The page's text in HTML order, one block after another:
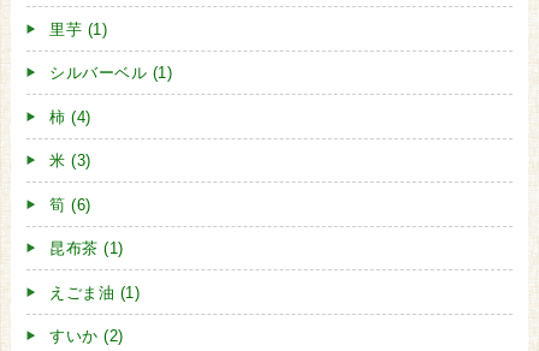
里芋 (1)
シルバーベル (1)
柿 (4)
米 (3)
筍 (6)
昆布茶 (1)
えごま油 (1)
すいか (2)